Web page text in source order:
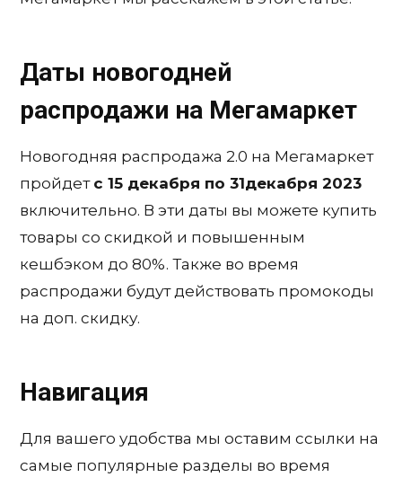
Даты новогодней
распродажи на Мегамаркет
Новогодняя распродажа 2.0 на Мегамаркет
пройдет с 15 декабря по 31декабря 2023
включительно. В эти даты вы можете купить
товары со скидкой и повышенным
кешбэком до 80%. Также во время
распродажи будут действовать промокоды
на доп. скидку.
Навигация
Для вашего удобства мы оставим ссылки на
самые популярные разделы во время